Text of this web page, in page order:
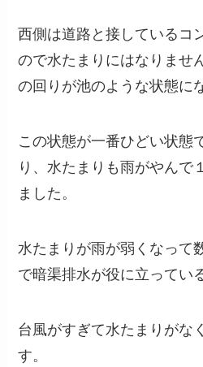
西側は道路と接しているコ
ので水たまりにはなりませ
の回りが池のような状態に
この状態が一番ひどい状態
り、水たまりも雨がやんで
ました。
水たまりが雨が弱くなって
で暗渠排水が役に立ってい
台風がすぎて水たまりがな
す。